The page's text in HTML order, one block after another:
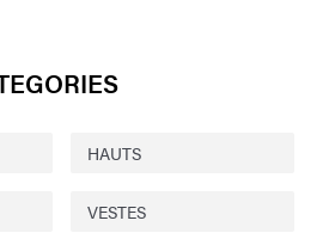
HAUTS
VESTES